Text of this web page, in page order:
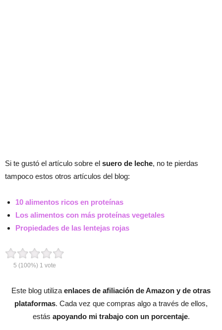
Si te gustó el artículo sobre el suero de leche, no te pierdas
tampoco estos otros artículos del blog:
10 alimentos ricos en proteínas
Los alimentos con más proteínas vegetales
Propiedades de las lentejas rojas
5 (100%) 1 vote
Este blog utiliza enlaces de afiliación de Amazon y de otras
plataformas. Cada vez que compras algo a través de ellos,
estás apoyando mi trabajo con un porcentaje.